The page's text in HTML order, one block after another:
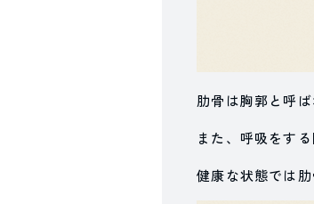
肋骨は胸郭と呼
また、呼吸をす
健康な状態では